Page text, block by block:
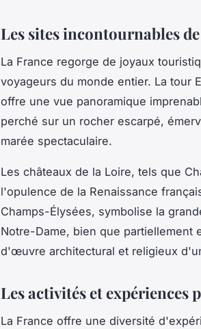
Les sites incontournables
La France regorge de joyaux
voyageurs du monde entier. La tour
offre une vue panoramique
perché sur un rocher escarpé,
marée spectaculaire.
Les châteaux de la Loire, tels que
l'opulence de la Renaissance
Champs-Élysées, symbolise la
Notre-Dame, bien que
d'œuvre architectural et religieux
Les activités et expériences
La France offre une diversité